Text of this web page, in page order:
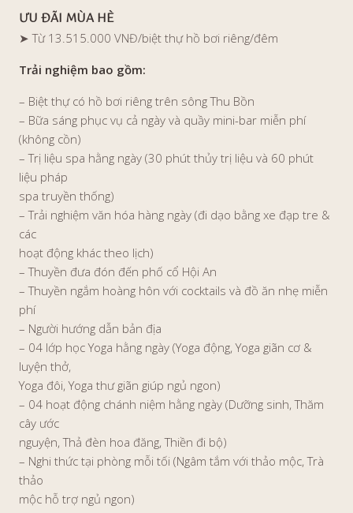
ƯU ĐÃI MÙA HÈ
➤ Từ 13.515.000 VNĐ/biệt thự hồ bơi riêng/đêm
Trải nghiệm bao gồm:
– Biệt thự có hồ bơi riêng trên sông Thu Bồn
– Bữa sáng phục vụ cả ngày và quầy mini-bar miễn phí
(không cồn)
– Trị liệu spa hằng ngày (30 phút thủy trị liệu và 60 phút
liệu pháp
spa truyền thống)
– Trải nghiệm văn hóa hàng ngày (đi dạo bằng xe đạp tre &
các
hoạt động khác theo lịch)
– Thuyền đưa đón đến phố cổ Hội An
– Thuyền ngắm hoàng hôn với cocktails và đồ ăn nhẹ miễn
phí
– Người hướng dẫn bản địa
– 04 lớp học Yoga hằng ngày (Yoga động, Yoga giãn cơ &
luyện thở,
Yoga đôi, Yoga thư giãn giúp ngủ ngon)
– 04 hoạt động chánh niệm hằng ngày (Dưỡng sinh, Thăm
cây ước
nguyện, Thả đèn hoa đăng, Thiền đi bộ)
– Nghi thức tại phòng mỗi tối (Ngâm tắm với thảo mộc, Trà
thảo
mộc hỗ trợ ngủ ngon)